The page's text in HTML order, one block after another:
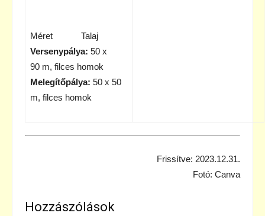
Méret Talaj
Versenypálya: 50 x
90 m, filces homok
Melegítőpálya: 50 x 50
m, filces homok
Frissítve: 2023.12.31.
Fotó: Canva
Hozzászólások